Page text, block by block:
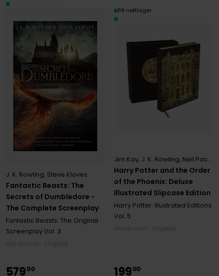
Fantastic Beasts: The
Secrets of Dumbledore -
The Complete Screenplay
J. K. Rowling, Steve Kloves
Fantastic Beasts: The Original
ScreenplayVol. 3
Harry Potter and the Order
of the Phoenix: Deluxe
Illustrated Slipcase Edition
Jim Kay, J. K. Rowling, Neil Packer
Harry Potter: Illustrated Editions
Vol. 5
På nettlager
57900 19900